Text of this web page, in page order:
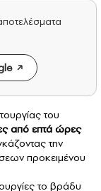
του
από επτά ώρες
την
προκειμένου
το βράδυ